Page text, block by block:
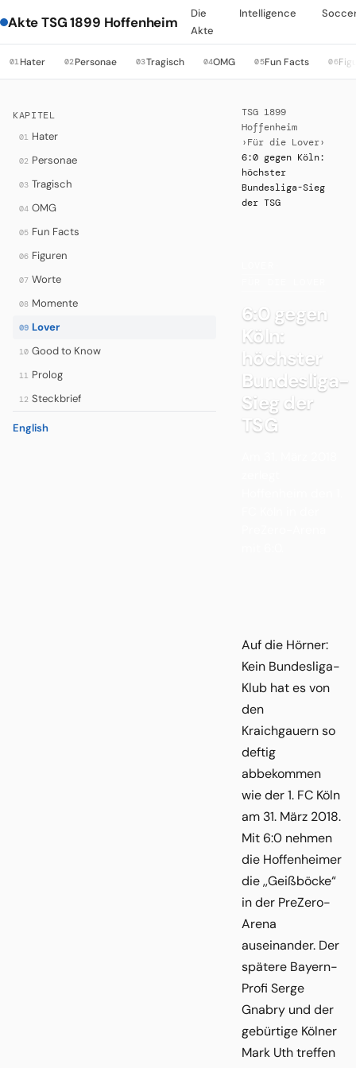
Akte TSG 1899 Hoffenheim
Die
Akte
Intelligence
01Hater 02Personae 03Tragisch 04OMG 05Fun Facts 06
KAPITEL
01 Hater
02 Personae
03 Tragisch
04 OMG
05 Fun Facts
06 Figuren
07 Worte
08 Momente
09 Lover
10 Good to Know
11 Prolog
12 Steckbrief
English
TSG 1899
Hoffenheim
› Für die Lover›
6:0 gegen Köln:
höchster
Bundesliga-Sieg
der TSG
6:0 gegen
Köln:
höchster
Bundesliga-
Sieg der
TSG
Auf die Hörner:
Kein Bundesliga-
Klub hat es von
den
Kraichgauern so
deftig
abbekommen
wie der 1. FC Köln
am 31. März 2018.
Mit 6:0 nehmen
die Hoffenheimer
die ,,Geißböcke“
in der PreZero-
Arena
auseinander. Der
spätere Bayern-
Profi Serge
Gnabry und der
gebürtige Kölner
Mark Uth treffen